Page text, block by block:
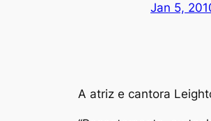
Jan 5,
A atriz e cantora